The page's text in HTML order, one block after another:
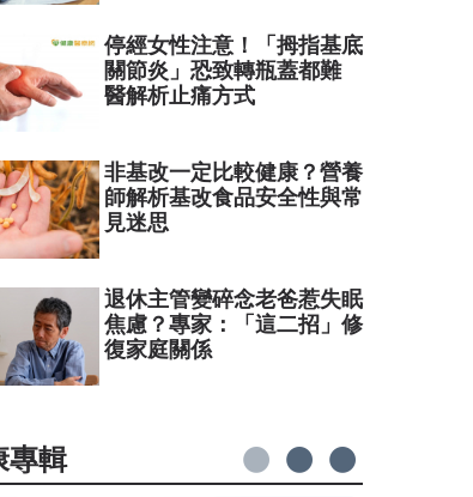
停經女性注意！「拇指基底
關節炎」恐致轉瓶蓋都難
醫解析止痛方式
非基改一定比較健康？營養
師解析基改食品安全性與常
見迷思
退休主管變碎念老爸惹失眠
焦慮？專家：「這二招」修
復家庭關係
專輯